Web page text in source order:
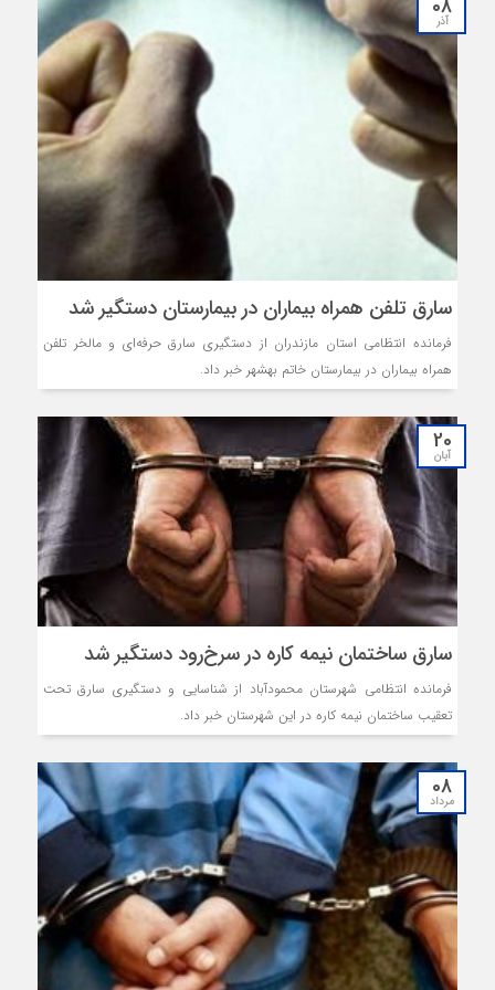
آذر
سارق تلفن همراه بیماران در بیمارستان دستگیر شد
فرمانده انتظامی استان مازندران از دستگیری سارق حرفه‌ای و مالخر تلفن
همراه بیماران در بیمارستان خاتم بهشهر خبر داد.
20
آبان
سارق ساختمان نیمه کاره در سرخ‌رود دستگیر شد
فرمانده انتظامی شهرستان محمودآباد از شناسایی و دستگیری سارق تحت
تعقیب ساختمان نیمه کاره در این شهرستان خبر داد.
08
مرداد